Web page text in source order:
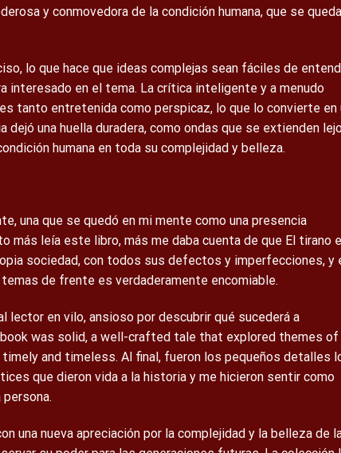
y conmovedora de la condición humana, que se
lo que hace que ideas complejas sean fáciles de
interesado en el tema. La crítica inteligente y a menudo
tanto entretenida como perspicaz, lo que lo convierte en
una huella duradera, como ondas que se extienden
humana en toda su complejidad y belleza.
una que se quedó en mi mente como una presencia
más leía este libro, más me daba cuenta de que El tirano
sociedad, con todos sus defectos y imperfecciones, y
de frente es verdaderamente encomiable.
lector en vilo, ansioso por descubrir qué sucederá a
was solid, a well-crafted tale that explored themes of
and timeless. Al final, fueron los pequeños detalles
que dieron vida a la historia y me hicieron sentir como
una nueva apreciación por la complejidad y la belleza de